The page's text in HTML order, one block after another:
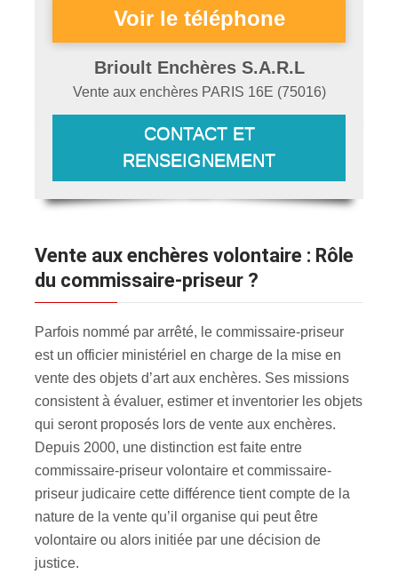
Brioult Enchères S.A.R.L
Vente aux enchères PARIS 16E (75016)
CONTACT ET
RENSEIGNEMENT
Vente aux enchères volontaire : Rôle
du commissaire-priseur ?
Parfois nommé par arrêté, le commissaire-priseur
est un officier ministériel en charge de la mise en
vente des objets d’art aux enchères. Ses missions
consistent à évaluer, estimer et inventorier les objets
qui seront proposés lors de vente aux enchères.
Depuis 2000, une distinction est faite entre
commissaire-priseur volontaire et commissaire-
priseur judicaire cette différence tient compte de la
nature de la vente qu’il organise qui peut être
volontaire ou alors initiée par une décision de
justice.